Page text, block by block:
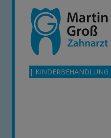
| KINDERBEHANDLUNG